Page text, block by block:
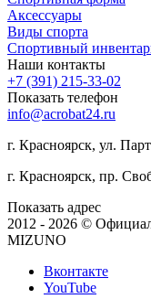
Аксессуары
Виды спорта
Спортивный
Наши контакты
+7 (391) 215-33-02
Показать телефон
info@acrobat24.ru
г. Красноярск, ул.
г. Красноярск, пр.
Показать адрес
2012 - 2026 ©
MIZUNO
Вконтакте
YouTube